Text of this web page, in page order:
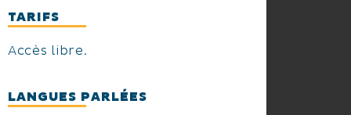
TARIFS
Accès libre.
LANGUES PARLÉES